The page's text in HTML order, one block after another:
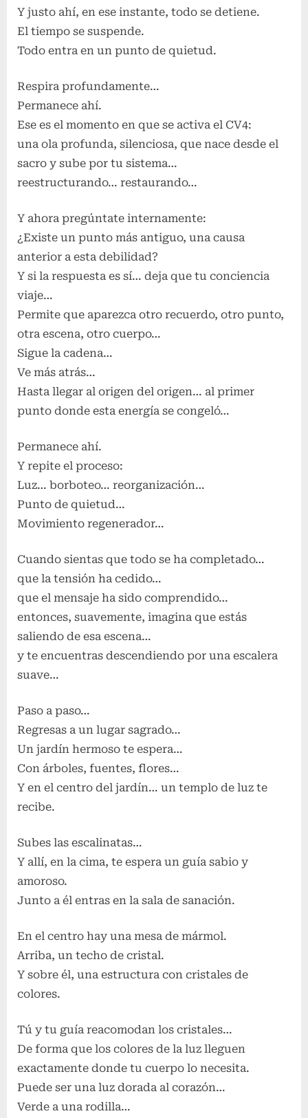
Y justo ahí, en ese instante, todo se detiene.
El tiempo se suspende.
Todo entra en un punto de quietud.
Respira profundamente…
Permanece ahí.
Ese es el momento en que se activa el CV4:
una ola profunda, silenciosa, que nace desde el
sacro y sube por tu sistema…
reestructurando… restaurando…
Y ahora pregúntate internamente:
¿Existe un punto más antiguo, una causa
anterior a esta debilidad?
Y si la respuesta es sí… deja que tu conciencia
viaje…
Permite que aparezca otro recuerdo, otro punto,
otra escena, otro cuerpo…
Sigue la cadena…
Ve más atrás…
Hasta llegar al origen del origen… al primer
punto donde esta energía se congeló…
Permanece ahí.
Y repite el proceso:
Luz… borboteo… reorganización…
Punto de quietud…
Movimiento regenerador…
Cuando sientas que todo se ha completado…
que la tensión ha cedido…
que el mensaje ha sido comprendido…
entonces, suavemente, imagina que estás
saliendo de esa escena…
y te encuentras descendiendo por una escalera
suave…
Paso a paso…
Regresas a un lugar sagrado…
Un jardín hermoso te espera…
Con árboles, fuentes, flores…
Y en el centro del jardín… un templo de luz te
recibe.
Subes las escalinatas…
Y allí, en la cima, te espera un guía sabio y
amoroso.
Junto a él entras en la sala de sanación.
En el centro hay una mesa de mármol.
Arriba, un techo de cristal.
Y sobre él, una estructura con cristales de
colores.
Tú y tu guía reacomodan los cristales…
De forma que los colores de la luz lleguen
exactamente donde tu cuerpo lo necesita.
Puede ser una luz dorada al corazón…
Verde a una rodilla…